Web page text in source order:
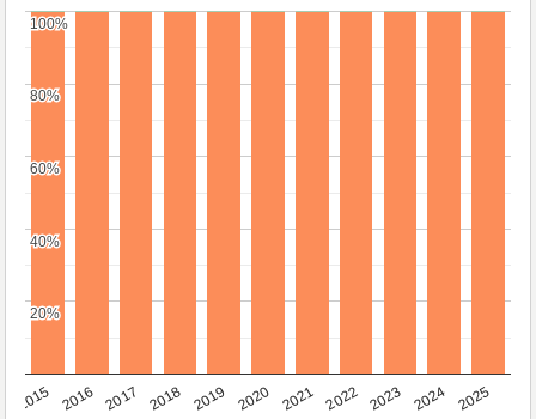
2015 2016 2017 2018 2019 2020 2021 2022 2023 2024 2025
20%
20%
40%
40%
60%
60%
80%
80%
100%
100%